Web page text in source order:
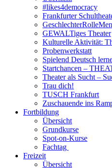
#likes4democracy
Frankfurter
GEWALTiges Theater
Kulturelle Aktivität:
Probenwerkstatt
Spielend Deutsch
Startchancen –
Theater als Sucht –
Trau dich!
TUSCH Frankfurt
Zuschauende ins
Fortbildung
Übersicht
Grundkurse
Spot-on-Kurse
Fachtag
Freizeit
Übersicht